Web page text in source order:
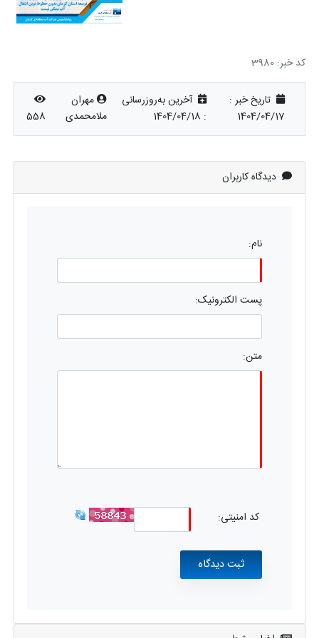
کد خبر: 3980
تاریخ خبر :
1404/04/17
آخرین به‌روزرسانی
:
1404/04/18
مهران
ملامحمدی
558
دیدگاه کاربران
نام:
پست الکترونیک:
متن:
کد امنیتی: